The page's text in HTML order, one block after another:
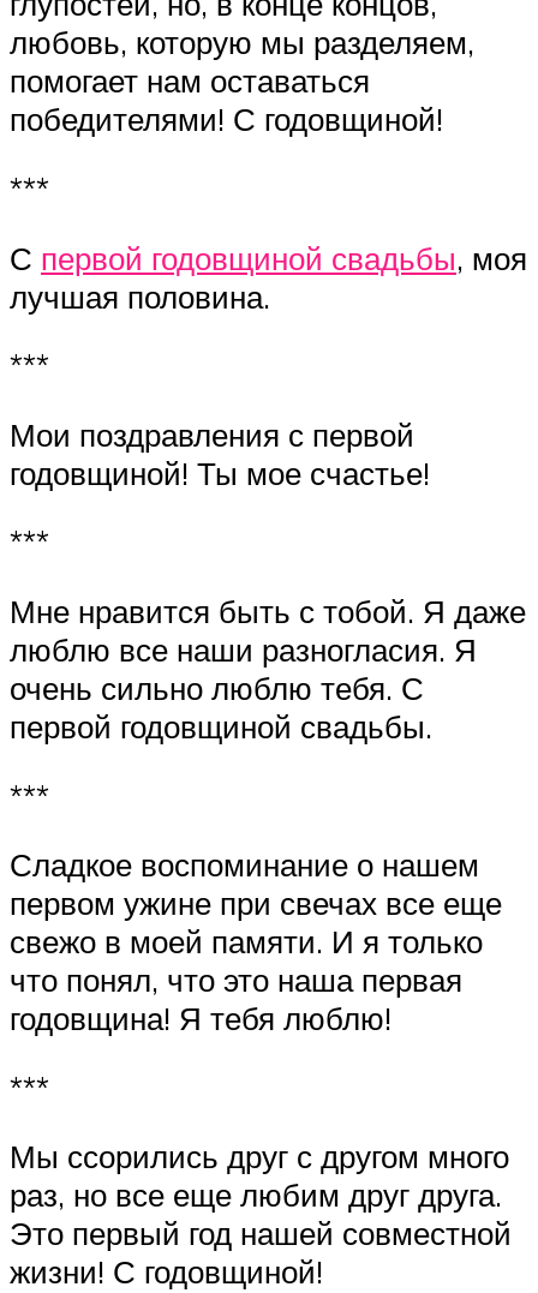
любовь, которую мы разделяем,
помогает нам оставаться
победителями! С годовщиной!
***
С первой годовщиной свадьбы, моя
лучшая половина.
***
Мои поздравления с первой
годовщиной! Ты мое счастье!
***
Мне нравится быть с тобой. Я даже
люблю все наши разногласия. Я
очень сильно люблю тебя. С
первой годовщиной свадьбы.
***
Сладкое воспоминание о нашем
первом ужине при свечах все еще
свежо в моей памяти. И я только
что понял, что это наша первая
годовщина! Я тебя люблю!
***
Мы ссорились друг с другом много
раз, но все еще любим друг друга.
Это первый год нашей совместной
жизни! С годовщиной!